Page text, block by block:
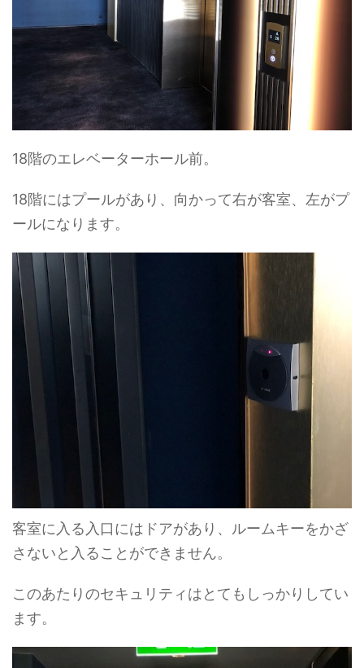
18階のエレベーターホール前。
18階にはプールがあり、向かって右が客室、左がプ
ールになります。
客室に入る入口にはドアがあり、ルームキーをかざ
さないと入ることができません。
このあたりのセキュリティはとてもしっかりしてい
ます。